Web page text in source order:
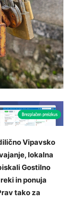
Vipavsko
lokalna
Gostilno
in ponuja
tako za